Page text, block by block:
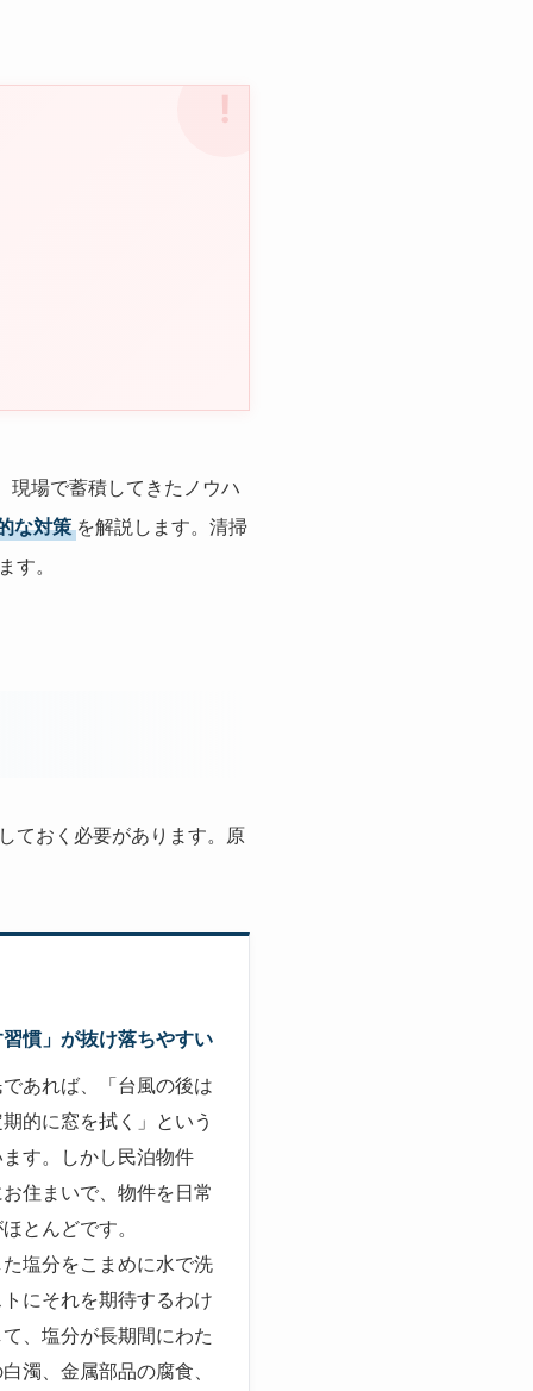
現場で蓄積してきたノウハ
な対策 を解説します。清掃
す。
ておく必要があります。原
慣」が抜け落ちやすい
あれば、「台風の後は
的に窓を拭く」という
す。しかし民泊物件
住まいで、物件を日常
とんどです。
塩分をこまめに水で洗
にそれを期待するわけ
、塩分が長期間にわた
濁、金属部品の腐食、